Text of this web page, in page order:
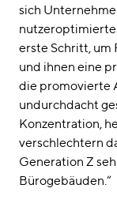
sich
erste Schritt, um
und ihnen eine
die promovierte
undurchdacht
Konzentration,
verschlechtern
Generation Z
Bürogebäuden.“